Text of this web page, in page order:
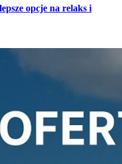
opcje na relaks i